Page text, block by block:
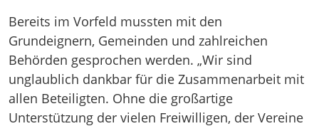
Bereits im Vorfeld mussten mit den
Grundeignern, Gemeinden und zahlreichen
Behörden gesprochen werden. „Wir sind
unglaublich dankbar für die Zusammenarbeit mit
allen Beteiligten. Ohne die großartige
Unterstützung der vielen Freiwilligen, der Vereine